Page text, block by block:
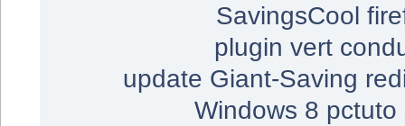
SavingsCool
plugin vert
update Giant-Saving
Windows 8 pctuto